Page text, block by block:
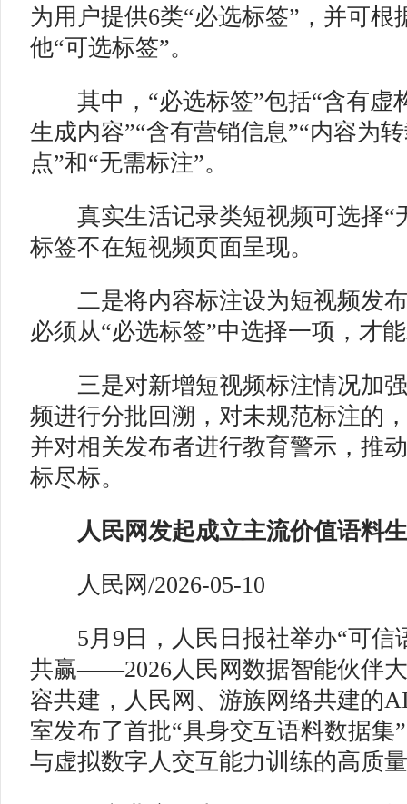
为用户提供6类“必选标签”，并可根
他“可选标签”。
其中，“必选标签”包括“含有虚
生成内容”“含有营销信息”“内容为
点”和“无需标注”。
真实生活记录类短视频可选择“
标签不在短视频页面呈现。
二是将内容标注设为短视频发布
必须从“必选标签”中选择一项，才
三是对新增短视频标注情况加强
频进行分批回溯，对未规范标注的
并对相关发布者进行教育警示，推
标尽标。
人民网发起成立主流价值语料
人民网/2026-05-10
5月9日，人民日报社举办“可信
共赢——2026人民网数据智能伙伴
容共建，人民网、游族网络共建的
室发布了首批“具身交互语料数据集
与虚拟数字人交互能力训练的高质